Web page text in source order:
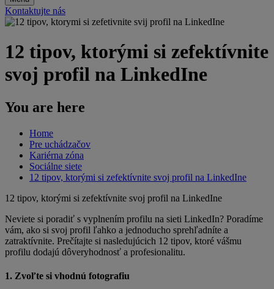
Kontaktujte nás
12 tipov, ktorými si zefektívnite
svoj profil na LinkedIne
You are here
Home
Pre uchádzačov
Kariérna zóna
Sociálne siete
12 tipov, ktorými si zefektívnite svoj profil na LinkedIne
12 tipov, ktorými si zefektívnite svoj profil na LinkedIne
Neviete si poradiť s vyplnením profilu na sieti LinkedIn? Poradíme
vám, ako si svoj profil ľahko a jednoducho sprehľadníte a
zatraktívnite. Prečítajte si nasledujúcich 12 tipov, ktoré vášmu
profilu dodajú dôveryhodnosť a profesionalitu.
1. Zvoľte si vhodnú fotografiu